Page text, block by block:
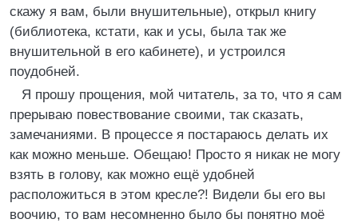
скажу я вам, были внушительные), открыл книгу
(библиотека, кстати, как и усы, была так же
внушительной в его кабинете), и устроился
поудобней.
Я прошу прощения, мой читатель, за то, что я сам
прерываю повествование своими, так сказать,
замечаниями. В процессе я постараюсь делать их
как можно меньше. Обещаю! Просто я никак не могу
взять в голову, как можно ещё удобней
расположиться в этом кресле?! Видели бы его вы
воочию, то вам несомненно было бы понятно моё